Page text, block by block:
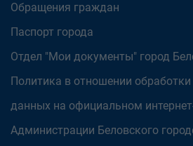
Обращения граждан
Паспорт города
Отдел "Мои документы" город
Политика в отношении
данных на официальном
Администрации Беловского